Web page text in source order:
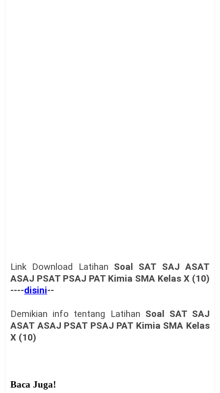
Link Download Latihan Soal SAT SAJ ASAT
ASAJ PSAT PSAJ PAT Kimia SMA Kelas X (10)
----disini--
Demikian info tentang Latihan Soal SAT SAJ
ASAT ASAJ PSAT PSAJ PAT Kimia SMA Kelas
X (10)
Baca Juga!